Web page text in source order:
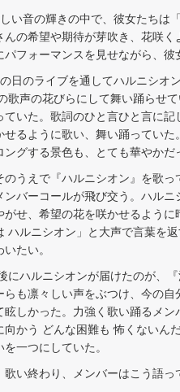
い音の輝きの中で、彼女たちは
んの希望や期待が芽吹き、花咲
パフォーマンスを見せながら、
日のライブを通してハルニシオ
歌声の花びらにして舞い踊らせ
ていた。歌詞のひと言ひと言に
せるように歌い、舞い踊ってい
ングする景色も、とても華やかだ
うえで『ハルニシオン』を歌っ
ンバーコールが飛び交う。ハル
がせ、希望の花を咲かせるよう
ハルニシオン」と大声で言葉を
いたい。
にハルニシオンが届けたのが、
らも凛々しい声をぶつけ、今の
眩しかった。力強く歌い踊るメ
向かう どんな困難も 怖くないん
を一つにしていた。
終わり、メンバーはこう語っ